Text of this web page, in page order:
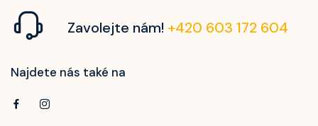
Zavolejte nám! +420 603 172 604
Najdete nás také na